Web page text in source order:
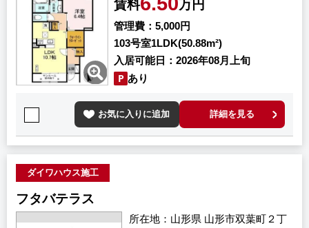
賃料 万円
管理費
5,000円
103号室1LDK(50.88m²)
入居可能日
2026年08月上旬
あり
お気に入りに追加 詳細を見る
ダイワハウス施工
フタバテラス
所在地
山形県 山形市双葉町２丁